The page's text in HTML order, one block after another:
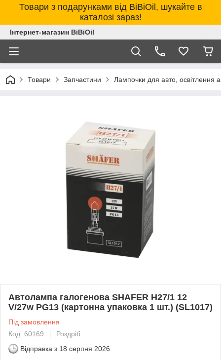
Товари з подарунками від BiBiOil, шукайте в
каталозі зараз!
Інтернет-магазин BiBiOil
Товари Запчастини Лампочки для авто, освітлення
Автолампа галогенова SHAFER H27/1 12
V/27w PG13 (картонна упаковка 1 шт.) (SL1017)
Під замовлення
Код: 60169
Роздріб
Відправка з 18 серпня 2026